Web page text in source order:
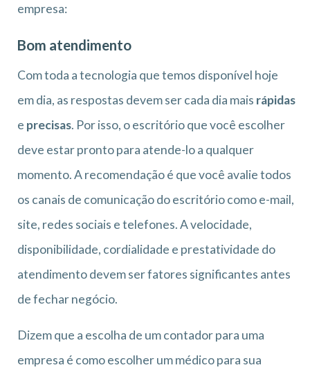
empresa:
Bom atendimento
Com toda a tecnologia que temos disponível hoje
em dia, as respostas devem ser cada dia mais rápidas
e precisas. Por isso, o escritório que você escolher
deve estar pronto para atende-lo a qualquer
momento. A recomendação é que você avalie todos
os canais de comunicação do escritório como e-mail,
site, redes sociais e telefones. A velocidade,
disponibilidade, cordialidade e prestatividade do
atendimento devem ser fatores significantes antes
de fechar negócio.
Dizem que a escolha de um contador para uma
empresa é como escolher um médico para sua